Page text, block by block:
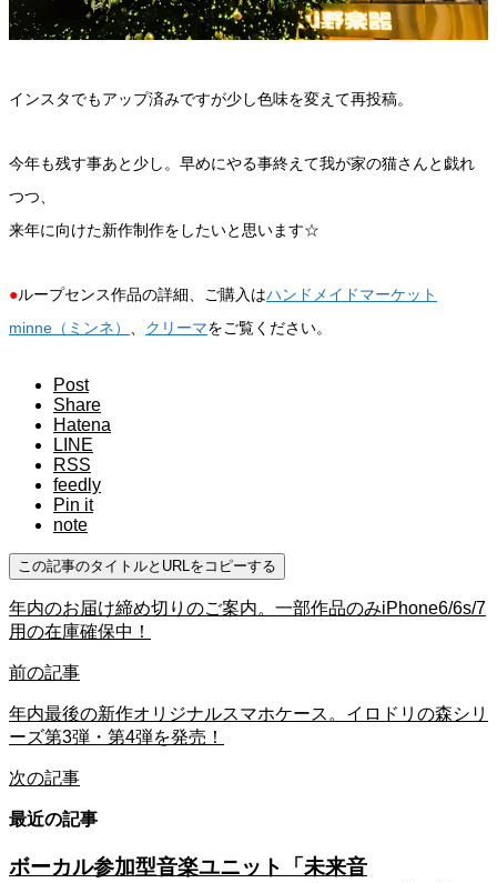
インスタでもアップ済みですが少し色味を変えて再投稿。
今年も残す事あと少し。早めにやる事終えて我が家の猫さんと戯れ
つつ、
来年に向けた新作制作をしたいと思います☆
●ループセンス作品の詳細、ご購入はハンドメイドマーケット
minne（ミンネ）
クリーマをご覧ください。
Post
Share
Hatena
LINE
RSS
feedly
Pin it
note
この記事のタイトルとURLをコピーする
年内のお届け締め切りのご案内。一部作品のみiPhone6/6s/7
用の在庫確保中！
前の記事
年内最後の新作オリジナルスマホケース。イロドリの森シリ
ーズ第3弾・第4弾を発売！
次の記事
最近の記事
ボーカル参加型音楽ユニット「未来音